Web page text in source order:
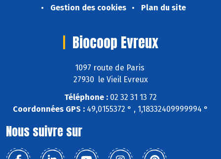
Gestion des cookies
Plan du site
Biocoop Evreux
1097 route de Paris
27930 le Vieil Evreux
Téléphone : 02 32 31 13 72
Coordonnées GPS : 49,0155372 ° , 1,18332409999994 °
Nous suivre sur